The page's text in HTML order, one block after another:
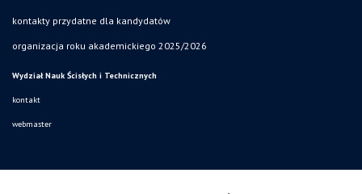
kontakty przydatne dla kandydatów
organizacja roku akademickiego 2025/2026
Wydział Nauk Ścisłych i Technicznych
kontakt
webmaster